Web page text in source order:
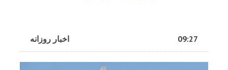
اخبار روزانه 09:27